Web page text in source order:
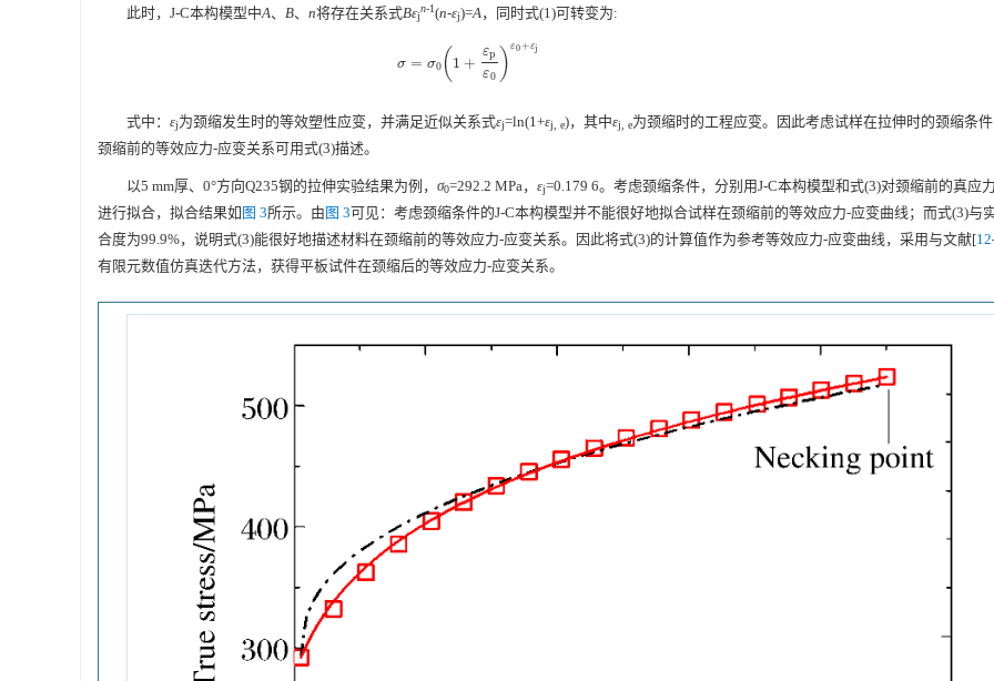
此时，J-C本构模型中A、 B、 n将存在关系式Bεj
n-1(n-εj)=A ，同时式(1)可转变为:
σ = σ0 ( 1 +
εp
ε0 ) ε0+εj
σ= σ0( 1+ εp 0)ε 0+
式中： εj为颈缩发生时的等效塑性应变，并满足近似关系式εj=ln(1+εj, e)，其中εj, e为颈缩时的工程应变。因此考虑试样在拉伸时的颈缩条
颈缩前的等效应力-应变关系可用式(3)描述。
以5 mm厚、0°方向Q235钢的拉伸实验结果为例， σ0=292.2 MPa， εj=0.179 6。考虑颈缩条件，分别用J-C本构模型和式(3)对颈缩前的真应
进行拟合，拟合结果如 图 3所示。由 图 3可见：考虑颈缩条件的J-C本构模型并不能很好地拟合试样在颈缩前的等效应力-应变曲线；而式(3)与
合度为99.9%，说明式(3)能很好地描述材料在颈缩前的等效应力-应变关系。因此将式(3)的计算值作为参考等效应力-应变曲线，采用与文献[12
有限元数值仿真迭代方法，获得平板试件在颈缩后的等效应力-应变关系。